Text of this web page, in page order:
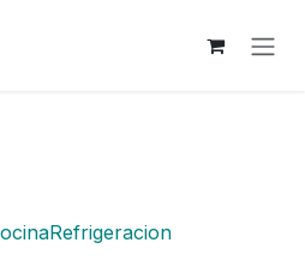
Refrigeracion